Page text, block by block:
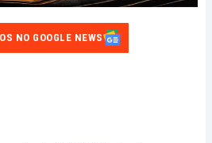
NO GOOGLE NEWS